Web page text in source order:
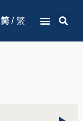
简 / 繁